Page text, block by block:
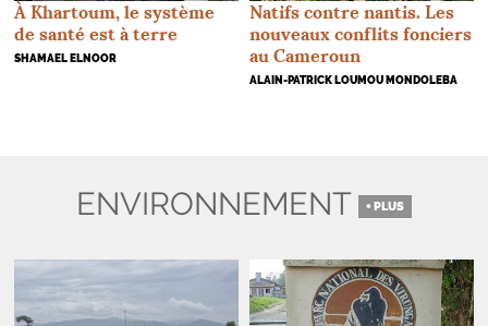
À Khartoum, le système
de santé est à terre
SHAMAEL ELNOOR
Natifs contre nantis. Les
nouveaux conflits fonciers
au Cameroun
ALAIN-PATRICK LOUMOU MONDOLEBA
ENVIRONNEMENT + PLUS